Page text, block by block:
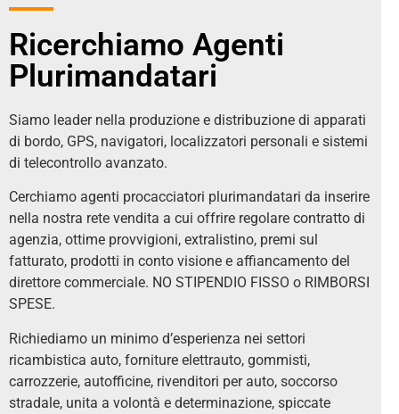
Ricerchiamo Agenti
Plurimandatari
Siamo leader nella produzione e distribuzione di apparati
di bordo, GPS, navigatori, localizzatori personali e sistemi
di telecontrollo avanzato.
Cerchiamo agenti procacciatori plurimandatari da inserire
nella nostra rete vendita a cui offrire regolare contratto di
agenzia, ottime provvigioni, extralistino, premi sul
fatturato, prodotti in conto visione e affiancamento del
direttore commerciale. NO STIPENDIO FISSO o RIMBORSI
SPESE.
Richiediamo un minimo d’esperienza nei settori
ricambistica auto, forniture elettrauto, gommisti,
carrozzerie, autofficine, rivenditori per auto, soccorso
stradale, unita a volontà e determinazione, spiccate